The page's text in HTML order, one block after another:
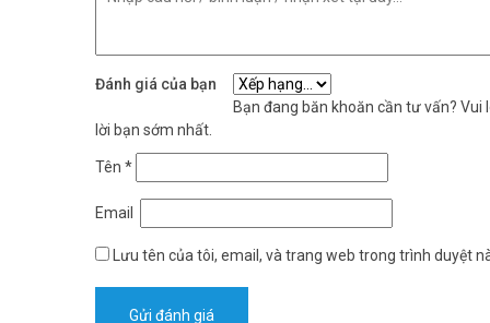
Đánh giá của bạn
Bạn đang băn khoăn cần tư vấn? Vui
lời bạn sớm nhất.
Tên *
Email
Lưu tên của tôi, email, và trang web trong trình duyệt